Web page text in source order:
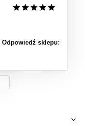
Odpowiedź sklepu: